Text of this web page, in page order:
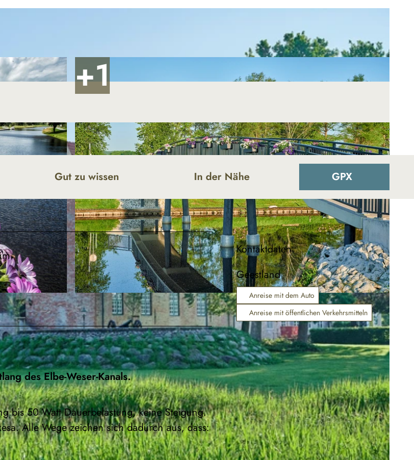
© Florian Trykowski, Cuxland-Tourismus, Fotograf Florian Trykowski
Gut zu wissen In der Nähe GPX
des Elbe-Weser-Kanals.
bis 50 Watt Dauerbelastung, keine Steigung.
Alle Wege zeichen sich dadurch aus, dass:
Kontaktdaten
Geestland
Anreise mit dem Auto
Anreise mit öffentlichen Verkehrsmitteln